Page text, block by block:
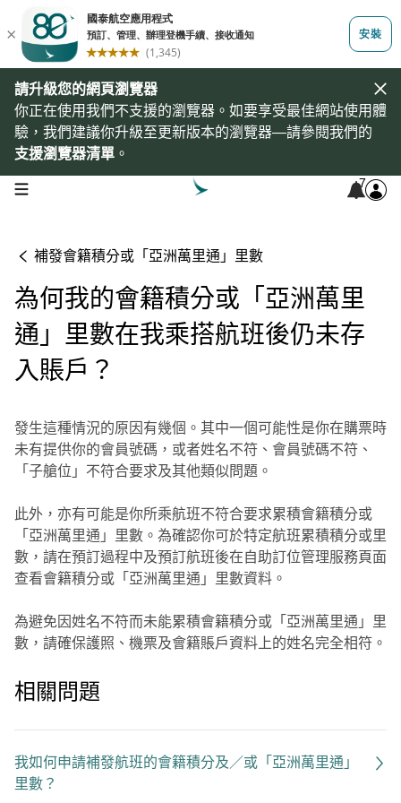
請升級您的網頁瀏覽器
你正在使用我們不支援的瀏覽器。如要享受最佳網站使用體
驗，我們建議你升級至更新版本的瀏覽器—請參閱我們的
支援瀏覽器清單 。
open navigation menu 7
補發會籍積分或「亞洲萬里通」里數
為何我的會籍積分或「亞洲萬里
通」里數在我乘搭航班後仍未存
入賬戶？
發生這種情況的原因有幾個。其中一個可能性是你在購票時
未有提供你的會員號碼，或者姓名不符、會員號碼不符、
「子艙位」不符合要求及其他類似問題。
此外，亦有可能是你所乘航班不符合要求累積會籍積分或
「亞洲萬里通」里數。為確認你可於特定航班累積積分或里
數，請在預訂過程中及預訂航班後在自助訂位管理服務頁面
查看會籍積分或「亞洲萬里通」里數資料。
為避免因姓名不符而未能累積會籍積分或「亞洲萬里通」里
數，請確保護照、機票及會籍賬戶資料上的姓名完全相符。
相關問題
我如何申請補發航班的會籍積分及／或「亞洲萬里通」
里數？